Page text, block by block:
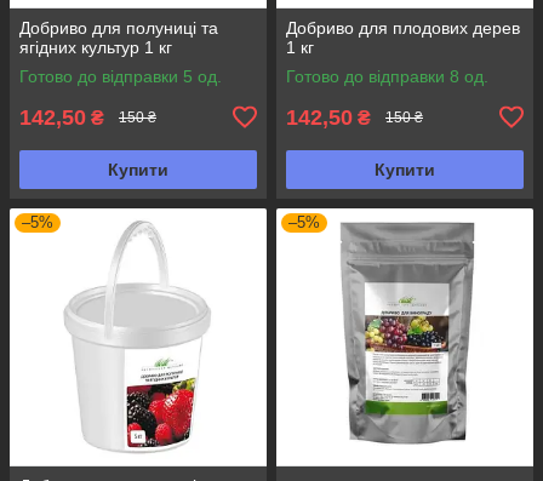
Добриво для полуниці та
ягідних культур 1 кг
Готово до відправки 5 од.
142,50 ₴ 150 ₴
Купити
Добриво для плодових дерев
1 кг
Готово до відправки 8 од.
142,50 ₴ 150 ₴
Купити
–5% –5%